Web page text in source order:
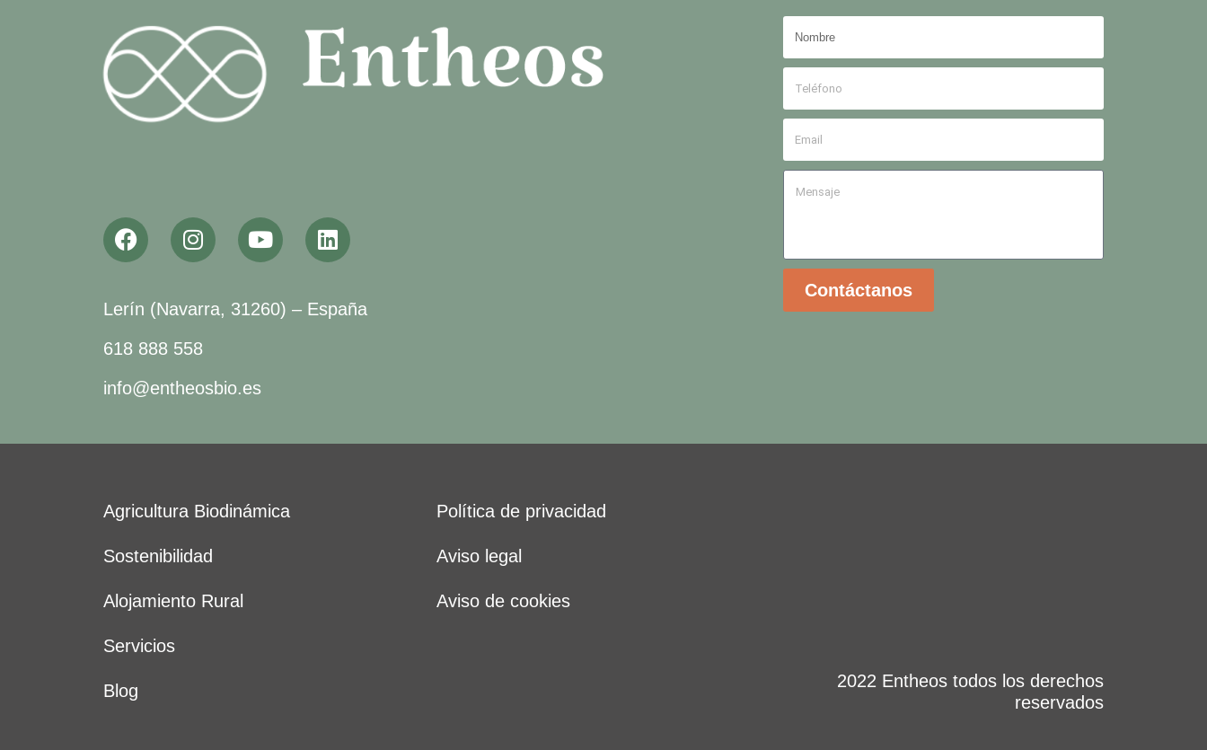
Lerín (Navarra, 31260) – España
618 888 558
info@entheosbio.es
Contáctanos
Agricultura Biodinámica
Sostenibilidad
Alojamiento Rural
Servicios
Blog
Política de privacidad
Aviso legal
Aviso de cookies
2022 Entheos todos los derechos
reservados